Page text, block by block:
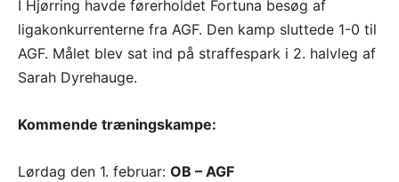
I Hjørring havde førerholdet Fortuna besøg af
ligakonkurrenterne fra AGF. Den kamp sluttede 1-0 til
AGF. Målet blev sat ind på straffespark i 2. halvleg af
Sarah Dyrehauge.
Kommende træningskampe:
Lørdag den 1. februar: OB – AGF